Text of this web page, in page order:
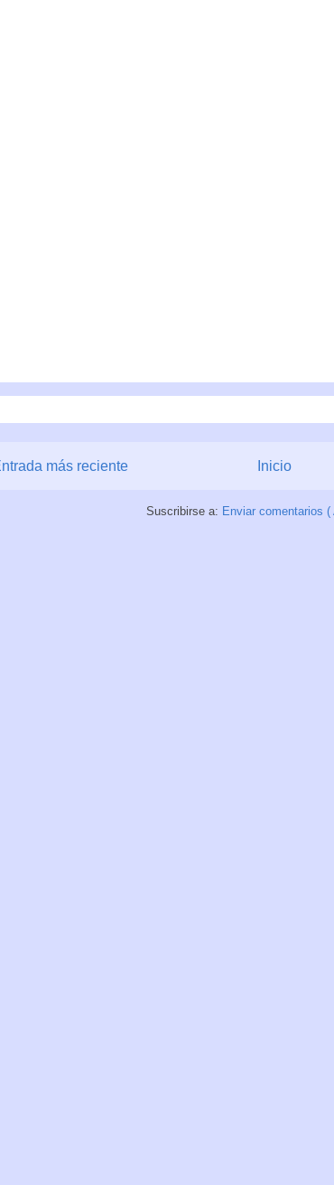
más reciente Inicio
Suscribirse a: Enviar comentarios (